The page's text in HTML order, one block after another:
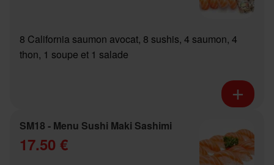
8 California saumon avocat, 8 sushis, 4 saumon, 4
thon, 1 soupe et 1 salade
SM18 - Menu Sushi Maki Sashimi
17.50 €